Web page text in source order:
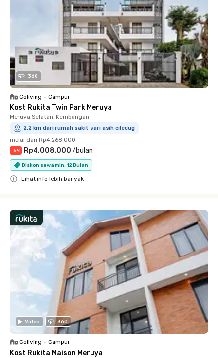
360
Coliving • Campur
Kost Rukita Twin Park Meruya
Meruya Selatan, Kembangan
2.2 km dari rumah sakit sari asih ciledug
mulai dari Rp4.268.000
-6% Rp4.008.000 /bulan
Diskon sewa min. 12 Bulan
Lihat info lebih banyak
Video 360
Coliving • Campur
Kost Rukita Maison Meruya